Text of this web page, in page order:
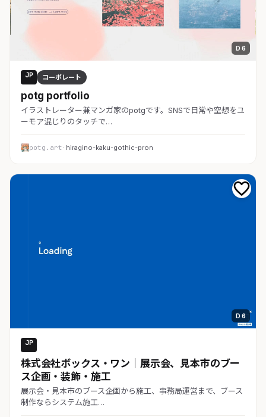
D 6
JP コーポレート
potg portfolio
イラストレーター兼マンガ家のpotgです。SNSで日常や空想をユ
ーモア混じりのタッチで…
potg.art· hiragino-kaku-gothic-pron
D 6
JP
株式会社ボックス・ワン｜展示会、見本市のブー
ス企画・装飾・施工
展示会・見本市のブース企画から施工、事務局運営まで、ブース
制作ならシステム施工…